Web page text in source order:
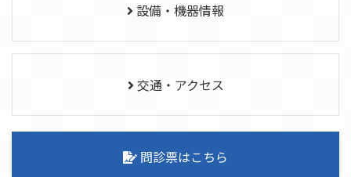
設備・機器情報
交通・アクセス
問診票はこちら